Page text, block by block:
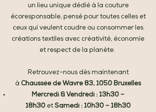
un lieu unique dédié à la couture
écoresponsable, pensé pour toutes celles et
ceux qui veulent coudre ou consommer les
créations textiles avec créativité, économie
et respect de la planète.
Retrouvez-nous dès maintenant
à Chaussée de Wavre 83, 1050 Bruxelles​
Mercredi & Vendredi : 13h30 –
18h30 et Samedi : 10h30 – 18h30